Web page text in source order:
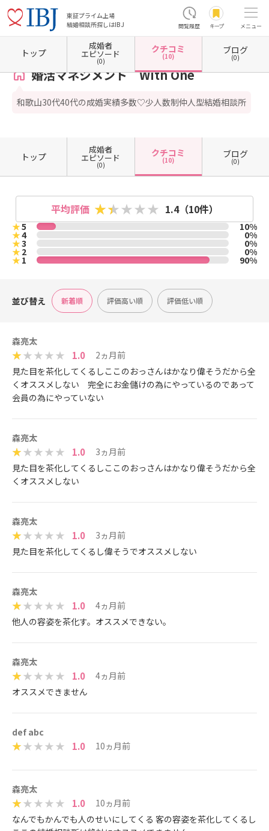
東証プライム上場
結婚相談所探しはIBJ
閲覧履歴 キープ メニュー
ホーム 和歌山県の結婚相談所 和歌山県海南市 婚活マネジメント With One クチコ
婚活マネジメント With One
和歌山30代40代の成婚実績多数♡少人数制仲人型結婚相談所
トップ
成婚者
エピソード
(0)
クチコミ
(10)
ブログ
(0)
トップ
成婚者
エピソード
(0)
クチコミ
(10)
ブログ
(0)
平均評価 1.4（10件）
★5 10%
★4 0%
★3 0%
★2 0%
★1 90%
並び替え 新着順 評価高い順 評価低い順
森亮太
1.0
2ヵ月前
見た目を茶化してくるしここのおっさんはかなり偉そうだから全
くオススメしない 完全にお金儲けの為にやっているのであって
会員の為にやっていない
森亮太
1.0
3ヵ月前
見た目を茶化してくるしここのおっさんはかなり偉そうだから全
くオススメしない
森亮太
1.0
3ヵ月前
見た目を茶化してくるし偉そうでオススメしない
森亮太
1.0
4ヵ月前
他人の容姿を茶化す。オススメできない。
森亮太
1.0
4ヵ月前
オススメできません
def abc
1.0 10ヵ月前
森亮太
1.0
10ヵ月前
なんでもかんでも人のせいにしてくる 客の容姿を茶化してくるし